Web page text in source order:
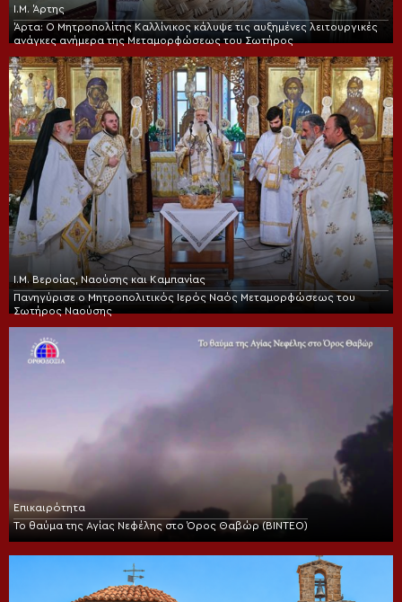
Ι.Μ. Άρτης
Άρτα: Ο Μητροπολίτης Καλλίνικος κάλυψε τις αυξημένες λειτουργικές
ανάγκες ανήμερα της Μεταμορφώσεως του Σωτήρος
Ι.Μ. Βεροίας, Ναούσης και Καμπανίας
Πανηγύρισε ο Μητροπολιτικός Ιερός Ναός Μεταμορφώσεως του
Σωτήρος Ναούσης
Επικαιρότητα
Το θαύμα της Αγίας Νεφέλης στο Όρος Θαβώρ (ΒΙΝΤΕΟ)